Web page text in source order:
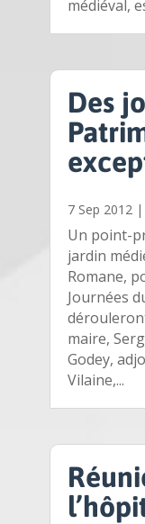
médiéval,
Des
7 Sep 2012|
Un point-
jardin
Romane,
Journées
maire,
Godey,
Vilaine,...